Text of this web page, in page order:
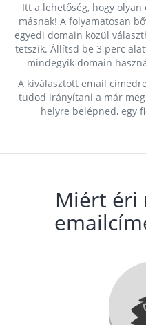
Itt a lehetőség, hogy
másnak! A folyamatosan
egyedi domain közül
tetszik. Állítsd be 3 perc
mindegyik domain
A kiválasztott email
tudod irányítani a már
helyre belépned, egy
Miért éri